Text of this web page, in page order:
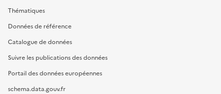
Thématiques
Données de référence
Catalogue de données
Suivre les publications des données
Portail des données européennes
schema.data.gouv.fr